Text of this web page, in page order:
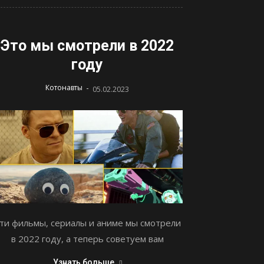
Это мы смотрели в 2022
году
Котонавты - 05.02.2023
фильмы, сериалы и аниме мы смотрели
в 2022 году, а теперь советуем вам